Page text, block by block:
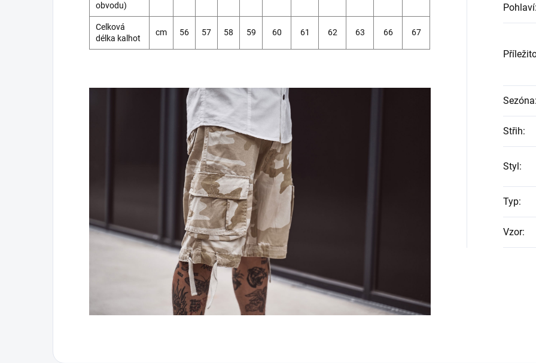
obvodu)
Celková
délka kalhot
cm 56 57 58 59 60 61 62 63 66 67
Pohlaví:
Sezóna:
Střih:
Styl :
Typ:
Vzor: